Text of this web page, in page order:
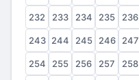
232 233 234 235 236
243 244 245 246 247
254 255 256 257 258